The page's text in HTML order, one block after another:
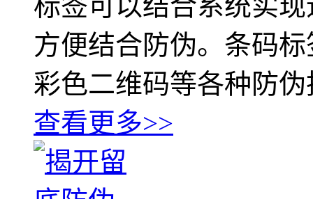
方便结合防伪。条码
彩色二维码等各种防
查看更多>>